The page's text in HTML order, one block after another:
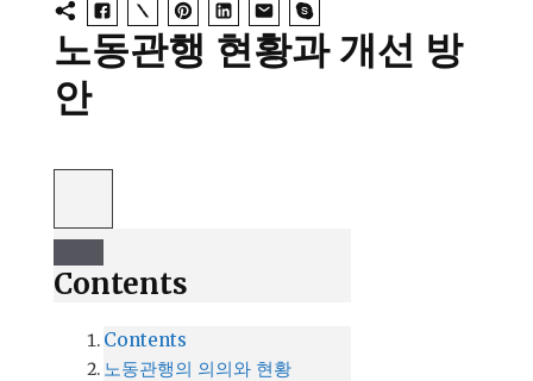
노동관행 현황과 개선 방
안
Contents
Contents
노동관행의 의의와 현황